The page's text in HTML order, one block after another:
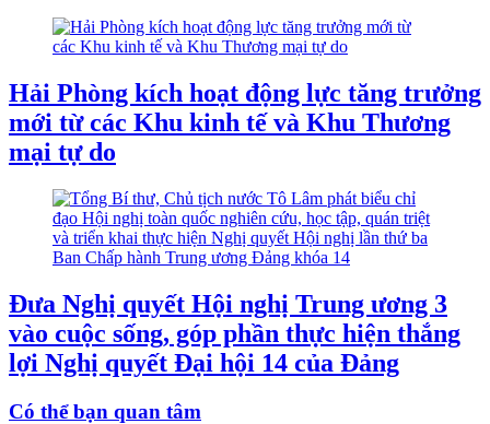
Hải Phòng kích hoạt động lực tăng trưởng
mới từ các Khu kinh tế và Khu Thương
mại tự do
Đưa Nghị quyết Hội nghị Trung ương 3
vào cuộc sống, góp phần thực hiện thắng
lợi Nghị quyết Đại hội 14 của Đảng
Có thể bạn quan tâm